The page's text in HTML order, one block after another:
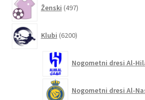
Ženski 497izdelkov
Klubi 6200izdelkov
Nogometni dresi Al-
Nogometni dresi Al-